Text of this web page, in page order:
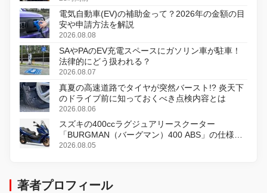
電気自動車(EV)の補助金って？2026年の金額の目
安や申請方法を解説
2026.08.08
SAやPAのEV充電スペースにガソリン車が駐車！
法律的にどう扱われる？
2026.08.07
真夏の高速道路でタイヤが突然バースト!? 炎天下
のドライブ前に知っておくべき点検内容とは
2026.08.06
スズキの400ccラグジュアリースクーター
「BURGMAN（バーグマン）400 ABS」の仕様を
変更し、8月18日に発売
2026.08.05
著者プロフィール